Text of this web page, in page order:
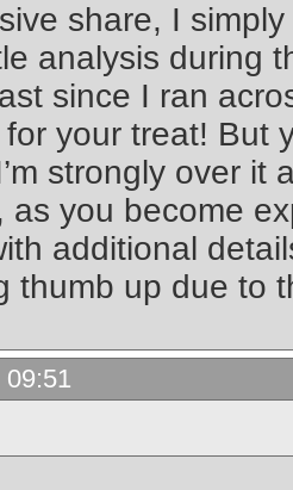
share, I
analysis during
since I ran
your treat! But
strongly over it
as you become
additional
thumb up due to
09:51